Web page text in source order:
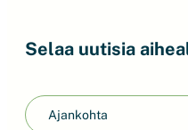
Selaa uutisia